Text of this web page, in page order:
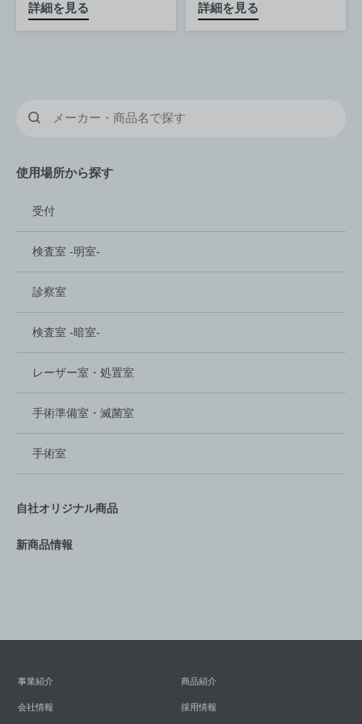
詳細を見る 詳細を見る
使用場所から探す
受付
検査室 -明室-
診察室
検査室 -暗室-
レーザー室‏・処置室
手術準備室・滅菌室
手術室
自社オリジナル商品
新商品情報
事業紹介 商品紹介
会社情報 採用情報